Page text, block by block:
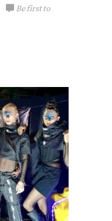
Be first to